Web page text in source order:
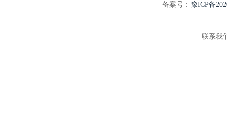
备案号： 豫ICP备
联系我